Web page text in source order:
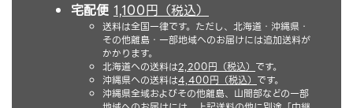
宅配便 1,100円（税込）
送料は全国一律です。ただし、北海道・沖縄県・
その他離島・一部地域へのお届けには追加送料が
かかります。
北海道への送料は2,200円（税込） です。
沖縄県への送料は4,400円（税込） です。
沖縄県全域およびその他離島、山間部などの一部